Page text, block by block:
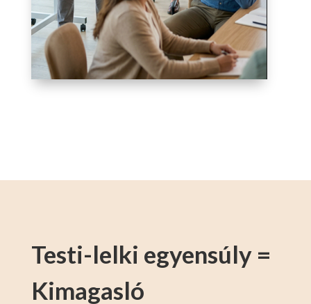
Testi-lelki egyensúly =
Kimagasló